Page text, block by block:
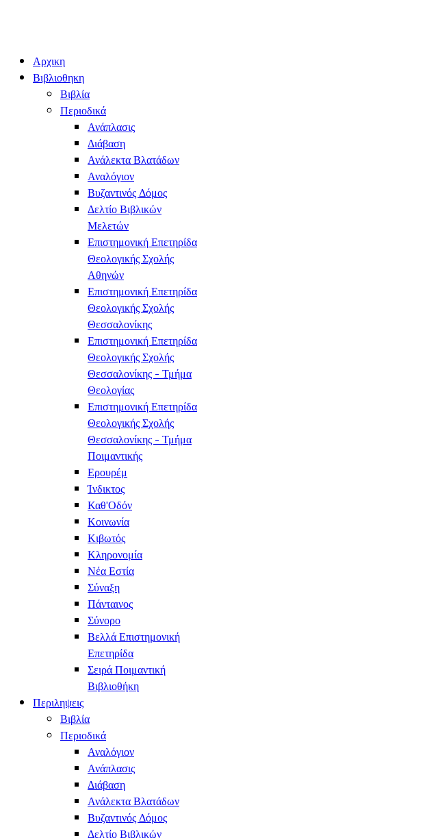
Αρχικη
Βιβλιοθηκη
Βιβλία
Περιοδικά
Ανάπλασις
Διάβαση
Ανάλεκτα Βλατάδων
Αναλόγιον
Βυζαντινός Δόμος
Δελτίο Βιβλικών
Μελετών
Επιστημονική Επετηρίδα
Θεολογικής Σχολής
Αθηνών
Επιστημονική Επετηρίδα
Θεολογικής Σχολής
Θεσσαλονίκης
Επιστημονική Επετηρίδα
Θεολογικής Σχολής
Θεσσαλονίκης - Τμήμα
Θεολογίας
Επιστημονική Επετηρίδα
Θεολογικής Σχολής
Θεσσαλονίκης - Τμήμα
Ποιμαντικής
Ερουρέμ
Ίνδικτος
Καθ'Οδόν
Κοινωνία
Κιβωτός
Κληρονομία
Νέα Εστία
Σύναξη
Πάνταινος
Σύνορο
Βελλά Επιστημονική
Επετηρίδα
Σειρά Ποιμαντική
Βιβλιοθήκη
Περιληψεις
Βιβλία
Περιοδικά
Αναλόγιον
Ανάπλασις
Διάβαση
Ανάλεκτα Βλατάδων
Βυζαντινός Δόμος
Δελτίο Βιβλικών